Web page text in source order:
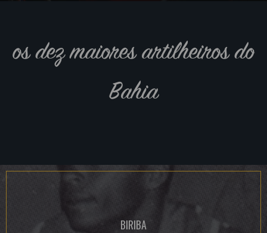
os dez maiores artilheiros do
Bahia
BIRIBA